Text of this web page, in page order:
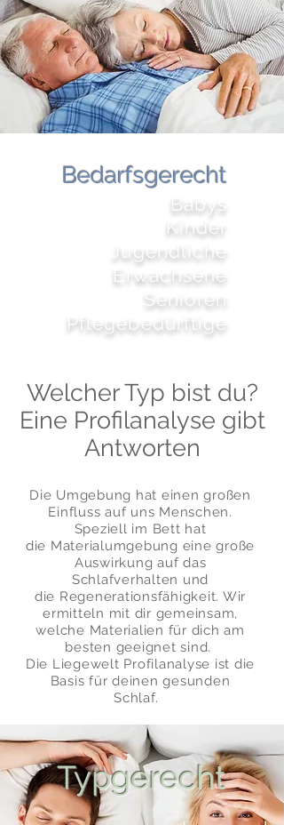
Bedarfsgerecht
Babys
Kinder
Jugendliche
Erwachsene
Senioren
Pflegebedürftige
Welcher Typ bist du?
Eine Profilanalyse gibt
Antworten
Die Umgebung hat einen großen
Einfluss auf uns Menschen.
Speziell im Bett hat
die Materialumgebung einegroße
Auswirkung auf das
Schlafverhalten und
die Regenerationsfähigkeit. Wir
ermitteln mit dir gemeinsam,
welche Materialien für dich am
besten geeignet sind.
Die Liegewelt Profilanalyse ist die
Basis für deinen gesunden
Schlaf.
Typgerecht